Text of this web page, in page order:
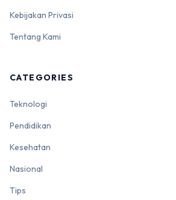
Kebijakan Privasi
Tentang Kami
CATEGORIES
Teknologi
Pendidikan
Kesehatan
Nasional
Tips